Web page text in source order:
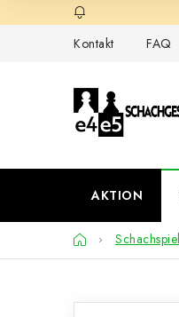
Inhalt
Kontakt FAQ
AKTION
Startseite